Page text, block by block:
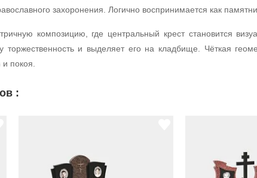
захоронения. Логично воспринимается как
композицию, где центральный крест становится
торжественность и выделяет его на кладбище. Чёткая
покоя.
: